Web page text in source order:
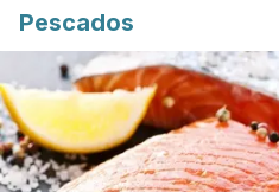
Pescados